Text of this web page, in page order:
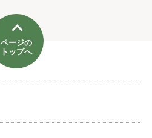
ページの
トップへ